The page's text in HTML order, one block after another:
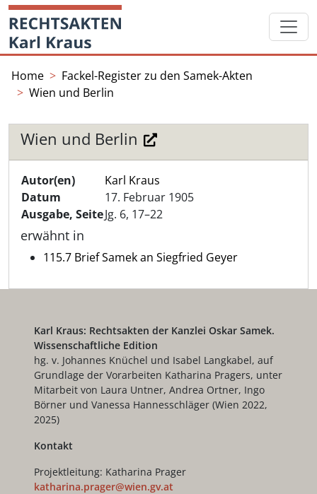
Skip
content
Startseite
Home
Fackel-Register zu den Samek-Akten
Wien und Berlin
Wien und Berlin
Autor(en)
Karl Kraus
Datum
17. Februar 1905
Ausgabe, SeiteJg. 6, 17–22
erwähnt in
115.7 Brief Samek an Siegfried Geyer
Karl Kraus: Rechtsakten der Kanzlei Oskar Samek.
Wissenschaftliche Edition
hg. v. Johannes Knüchel und Isabel Langkabel, auf
Grundlage der Vorarbeiten Katharina Pragers, unter
Mitarbeit von Laura Untner, Andrea Ortner, Ingo
Börner und Vanessa Hannesschläger (Wien 2022,
2025)
Kontakt
Projektleitung: Katharina Prager
katharina.prager@wien.gv.at